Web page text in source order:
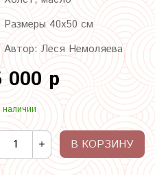
Размеры 40х50 см
Автор: Леся Немоляева
000 р
В КОРЗИНУ